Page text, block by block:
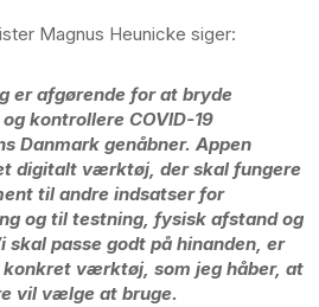
Magnus Heunicke siger:
er afgørende for at bryde
kontrollere COVID-19
Danmark genåbner. Appen
digitalt værktøj, der skal fungere
til andre indsatser for
og til testning, fysisk afstand og
skal passe godt på hinanden, er
konkret værktøj, som jeg håber, at
vil vælge at bruge.